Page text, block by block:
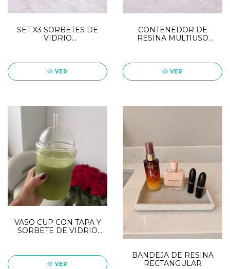
SET X3 SORBETES DE
VIDRIO
VER
CONTENEDOR DE
RESINA MULTIUSO
VER
VASO CUP CON TAPA Y
SORBETE DE VIDRIO
VER
BANDEJA DE RESINA
RECTANGULAR